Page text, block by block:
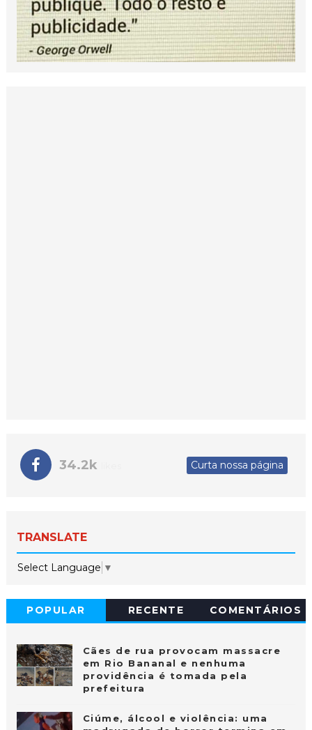
34.2k Curta nossa página
TRANSLATE
Select Language ▼
POPULAR RECENTE COMENTÁRIOS
Cães de rua provocam massacre
em Rio Bananal e nenhuma
providência é tomada pela
prefeitura
Ciúme, álcool e violência: uma